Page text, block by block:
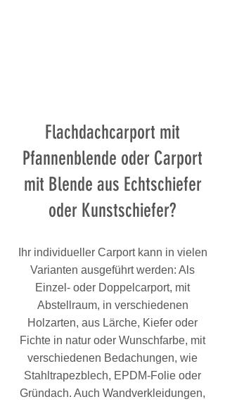
Flachdachcarport mit
Pfannenblende oder Carport
mit Blende aus Echtschiefer
oder Kunstschiefer?
Ihr individueller Carport kann in vielen
Varianten ausgeführt werden: Als
Einzel- oder Doppelcarport, mit
Abstellraum, in verschiedenen
Holzarten, aus Lärche, Kiefer oder
Fichte in natur oder Wunschfarbe, mit
verschiedenen Bedachungen, wie
Stahltrapezblech, EPDM-Folie oder
Gründach. Auch Wandverkleidungen,